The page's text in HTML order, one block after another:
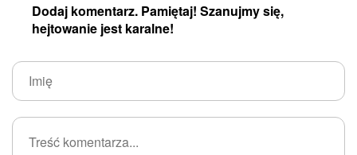
Dodaj komentarz. Pamiętaj! Szanujmy się,
hejtowanie jest karalne!